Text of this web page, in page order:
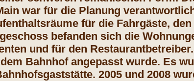
war für die Planung
für die Fahrgäste,
befanden sich die
und für den
Bahnhofangepasst wurde. Es
2005 und 2008